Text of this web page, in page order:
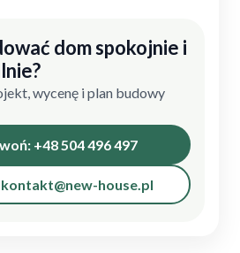
dom spokojnie i
wycenę i plan budowy
+48 504 496 497
house.pl